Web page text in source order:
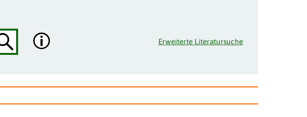
Erweiterte Literatursuche